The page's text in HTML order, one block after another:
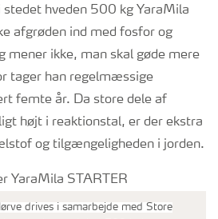
stedet hveden 500 kg YaraMila
afgrøden ind med fosfor og
mener ikke, man skal gøde mere
tager han regelmæssige
femte år. Da store dele af
højt i reaktionstal, er der ekstra
og tilgængeligheden i jorden.
drives i samarbejde med Store